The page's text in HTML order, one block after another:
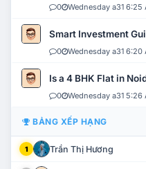
0 Wednesday a31 6:25
Smart Investment
0 Wednesday a31 6:20
Is a 4 BHK Flat in
0 Wednesday a31 5:26
BẢNG XẾP HẠNG
1 Trần Thị Hương